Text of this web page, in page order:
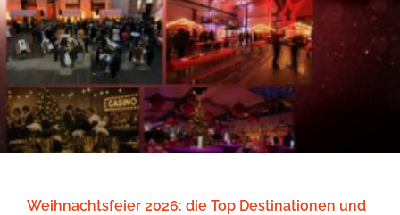
Weihnachtsfeier 2026: die Top Destinationen und